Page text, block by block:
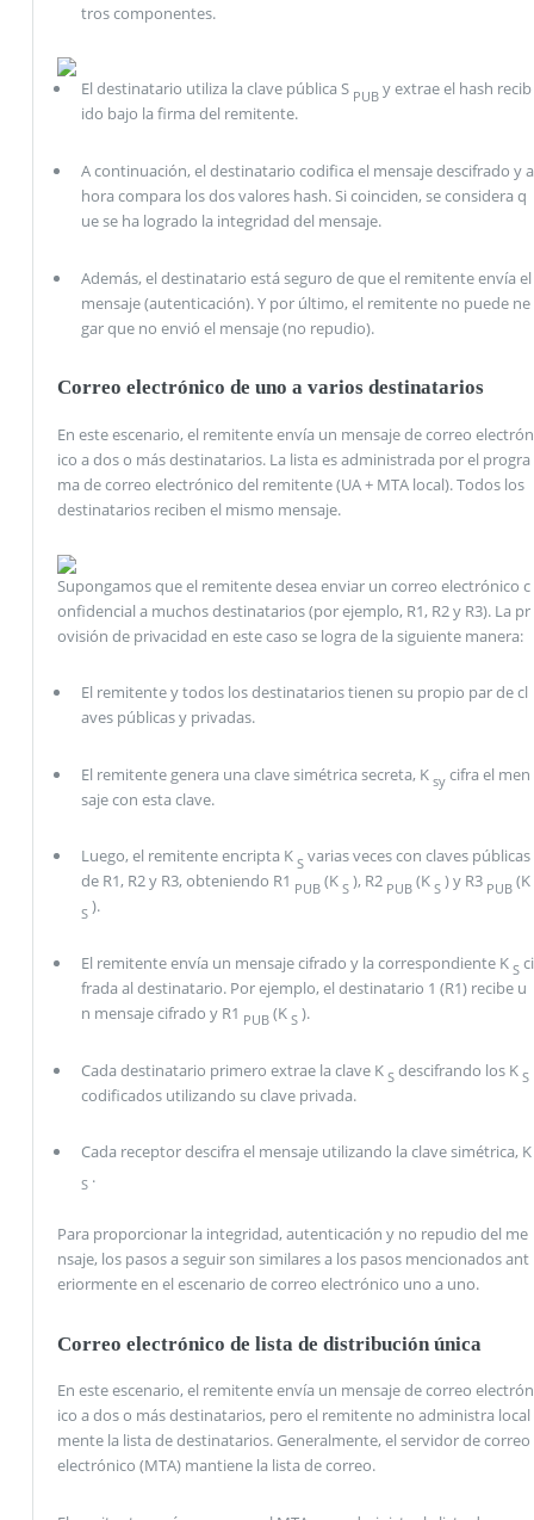
tros componentes.
El destinatario utiliza la clave pública S PUB y extrae el hash recib
ido bajo la firma del remitente.
A continuación, el destinatario codifica el mensaje descifrado y a
hora compara los dos valores hash. Si coinciden, se considera q
ue se ha logrado la integridad del mensaje.
Además, el destinatario está seguro de que el remitente envía el
mensaje (autenticación). Y por último, el remitente no puede ne
gar que no envió el mensaje (no repudio).
Correo electrónico de uno a varios destinatarios
En este escenario, el remitente envía un mensaje de correo electrón
ico a dos o más destinatarios. La lista es administrada por el progra
ma de correo electrónico del remitente (UA + MTA local). Todos los
destinatarios reciben el mismo mensaje.
Supongamos que el remitente desea enviar un correo electrónico c
onfidencial a muchos destinatarios (por ejemplo, R1, R2 y R3). La pr
ovisión de privacidad en este caso se logra de la siguiente manera:
El remitente y todos los destinatarios tienen su propio par de cl
aves públicas y privadas.
El remitente genera una clave simétrica secreta, K sycifra el men
saje con esta clave.
Luego, el remitente encripta K S varias veces con claves públicas
de R1, R2 y R3, obteniendo R1 PUB (K S ), R2 PUB (K S ) y R3 PUB (K
S ).
El remitente envía un mensaje cifrado y la correspondiente K S ci
frada al destinatario. Por ejemplo, el destinatario 1 (R1) recibe u
n mensaje cifrado y R1 PUB (K S ).
Cada destinatario primero extrae la clave K S descifrando los K S
codificados utilizando su clave privada.
Cada receptor descifra el mensaje utilizando la clave simétrica, K
S .
Para proporcionar la integridad, autenticación y no repudio del me
nsaje, los pasos a seguir son similares a los pasos mencionados ant
eriormente en el escenario de correo electrónico uno a uno.
Correo electrónico de lista de distribución única
En este escenario, el remitente envía un mensaje de correo electrón
ico a dos o más destinatarios, pero el remitente no administra local
mente la lista de destinatarios. Generalmente, el servidor de correo
electrónico (MTA) mantiene la lista de correo.